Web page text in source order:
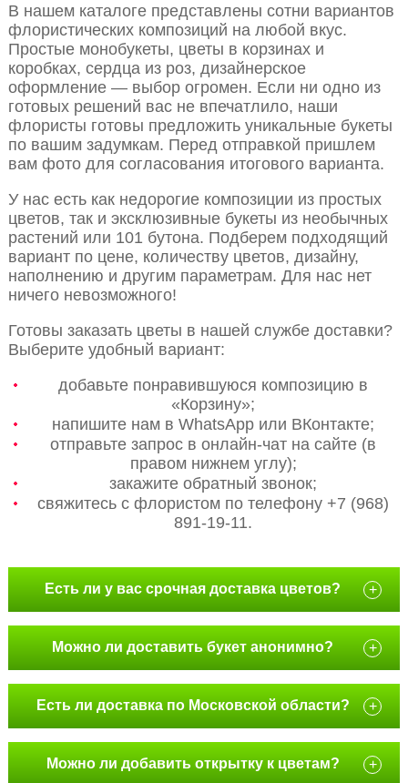
В нашем каталоге представлены сотни вариантов
флористических композиций на любой вкус.
Простые монобукеты, цветы в корзинах и
коробках, сердца из роз, дизайнерское
оформление — выбор огромен. Если ни одно из
готовых решений вас не впечатлило, наши
флористы готовы предложить уникальные букеты
по вашим задумкам. Перед отправкой пришлем
вам фото для согласования итогового варианта.
У нас есть как недорогие композиции из простых
цветов, так и эксклюзивные букеты из необычных
растений или 101 бутона. Подберем подходящий
вариант по цене, количеству цветов, дизайну,
наполнению и другим параметрам. Для нас нет
ничего невозможного!
Готовы заказать цветы в нашей службе доставки?
Выберите удобный вариант:
добавьте понравившуюся композицию в
«Корзину»;
напишите нам в WhatsApp или ВКонтакте;
отправьте запрос в онлайн-чат на сайте (в
правом нижнем углу);
закажите обратный звонок;
свяжитесь с флористом по телефону +7 (968)
891-19-11.
Есть ли у вас срочная доставка цветов? +
Можно ли доставить букет анонимно? +
Есть ли доставка по Московской области? +
Можно ли добавить открытку к цветам? +